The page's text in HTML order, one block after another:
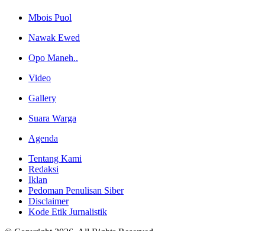
Mbois Puol
Nawak Ewed
Opo Maneh..
Video
Gallery
Suara Warga
Agenda
Tentang Kami
Redaksi
Iklan
Pedoman Penulisan Siber
Disclaimer
Kode Etik Jurnalistik